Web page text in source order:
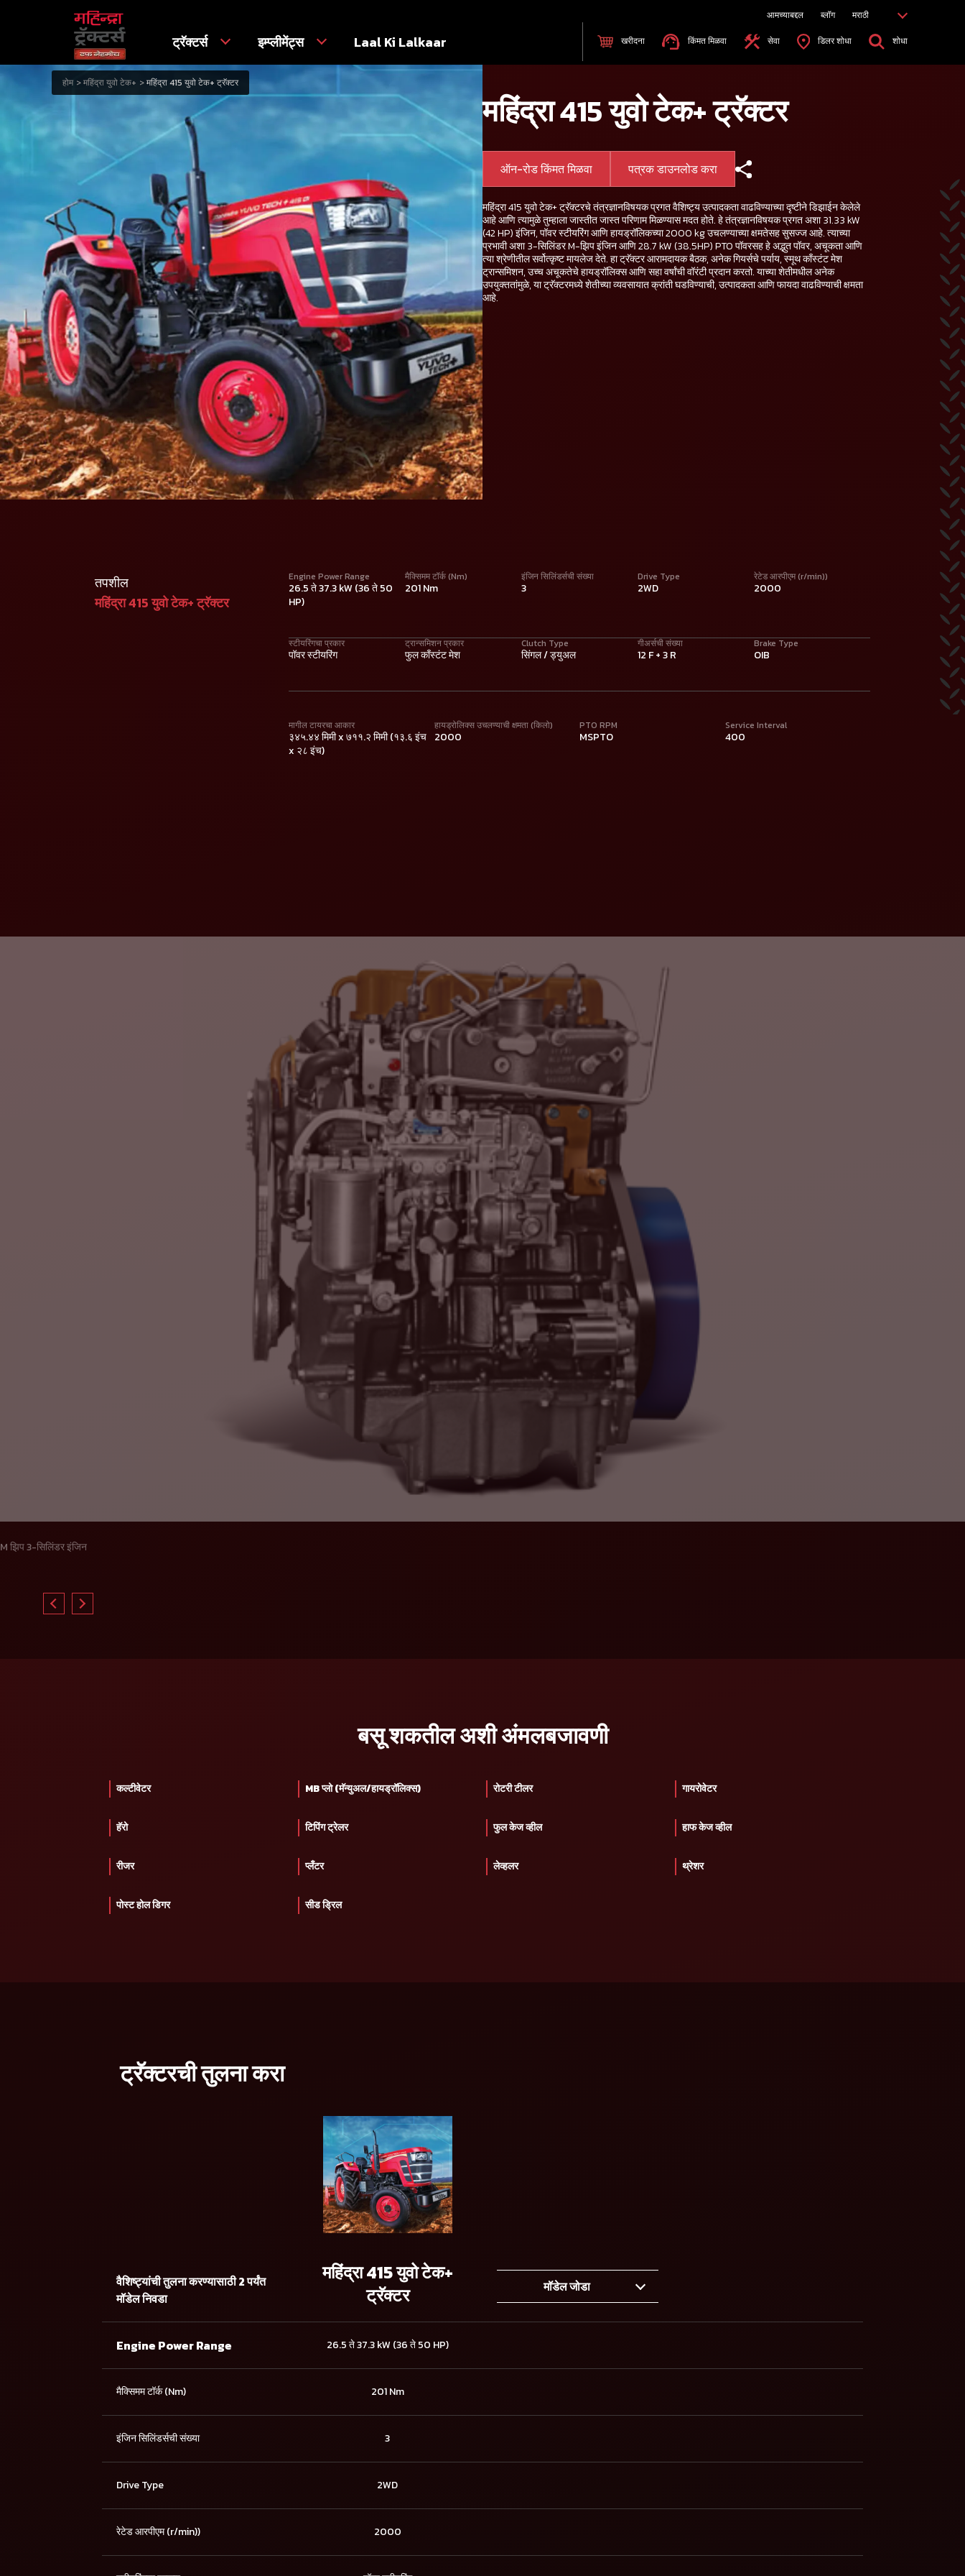
आमच्याबद्दल ब्लॉग मराठी
ट्रॅक्टर्स इम्प्लीमेंट्स Laal Ki Lalkaar खरीदना किंमत मिळवा सेवा डिलर शोधा शोधा
होम महिंद्रा युवो टेक+ महिंद्रा 415 युवो टेक+ ट्रॅक्टर
महिंद्रा 415 युवो टेक+ ट्रॅक्टर
ऑन-रोड किंमत मिळवा पत्रक डाउनलोड करा
महिंद्रा 415 युवो टेक+ ट्रॅक्टरचे तंत्रज्ञानविषयक प्रगत वैशिष्ट्य उत्पादकता वाढविण्याच्या दृष्टीने डिझाईन केलेले
आहे आणि त्यामुळे तुम्हाला जास्तीत जास्त परिणाम मिळण्यास मदत होते. हे तंत्रज्ञानविषयक प्रगत अशा 31.33 kW
(42 HP) इंजिन, पॉवर स्टीयरिंग आणि हायड्रॉलिकच्या 2000 kg उचलण्याच्या क्षमतेसह सुसज्ज आहे. त्याच्या
प्रभावी अशा 3-सिलिंडर M-झिप इंजिन आणि 28.7 kW (38.5HP) PTO पॉवरसह हे अद्भुत पॉवर, अचूकता आणि
त्या श्रेणीतील सर्वोत्कृष्ट मायलेज देते. हा ट्रॅक्टर आरामदायक बैठक, अनेक गियर्सचे पर्याय, स्मूथ काँस्टंट मेश
ट्रान्समिशन, उच्च अचूकतेचे हायड्रॉलिक्स आणि सहा वर्षांची वॉरंटी प्रदान करतो. याच्या शेतीमधील अनेक
उपयुक्ततांमुळे, या ट्रॅक्टरमध्ये शेतीच्या व्यवसायात क्रांती घडविण्याची, उत्पादकता आणि फायदा वाढविण्याची क्षमता
आहे.
तपशील
महिंद्रा 415 युवो टेक+ ट्रॅक्टर
Engine Power Range
26.5 ते 37.3 kW (36 ते 50
HP)
मैक्सिमम टॉर्क (Nm)
201 Nm
इंजिन सिलिंडर्सची संख्या
3
Drive Type
2WD
रेटेड आरपीएम (r/min))
2000
स्टीयरिंगचा प्रकार
पॉवर स्टीयरिंग
ट्रान्समिशन प्रकार
फुल काँस्टंट मेश
Clutch Type
सिंगल / ड्युअल
गीअर्सची संख्या
12 F + 3 R
Brake Type
OIB
मागील टायरचा आकार
३४५.४४ मिमी x ७११.२ मिमी (१३.६ इंच
x २८ इंच)
हायड्रोलिक्स उचलण्याची क्षमता (किलो)
2000
PTO RPM
MSPTO
Service Interval
400
M झिप 3-सिलिंडर इंजिन
बसू शकतील अशी अंमलबजावणी
कल्टीवेटर MB प्लो (मॅन्युअल/हायड्रॉलिक्स) रोटरी टीलर गायरोवेटर
हॅरो टिपिंग ट्रेलर फुल केज व्हील हाफ केज व्हील
रीजर प्लँटर लेव्हलर थ्रेशर
पोस्ट होल डिगर सीड ड्रिल
ट्रॅक्टरची तुलना करा
वैशिष्ट्यांची तुलना करण्यासाठी 2 पर्यंत
मॉडेल निवडा
महिंद्रा 415 युवो टेक+
ट्रॅक्टर
मॉडेल जोडा
Engine Power Range 26.5 ते 37.3 kW (36 ते 50 HP)
मैक्सिमम टॉर्क (Nm) 201 Nm
इंजिन सिलिंडर्सची संख्या 3
Drive Type 2WD
रेटेड आरपीएम (r/min)) 2000